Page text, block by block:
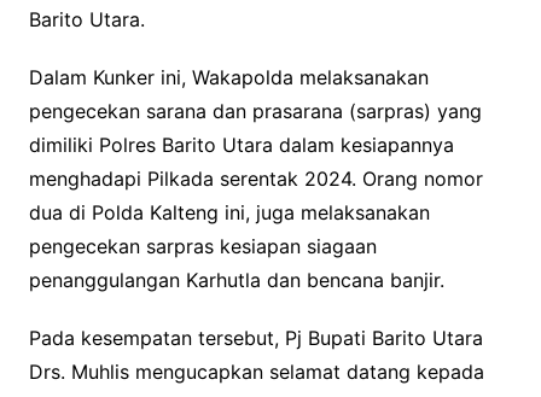
Barito Utara.
Dalam Kunker ini, Wakapolda melaksanakan
pengecekan sarana dan prasarana (sarpras) yang
dimiliki Polres Barito Utara dalam kesiapannya
menghadapi Pilkada serentak 2024. Orang nomor
dua di Polda Kalteng ini, juga melaksanakan
pengecekan sarpras kesiapan siagaan
penanggulangan Karhutla dan bencana banjir.
Pada kesempatan tersebut, Pj Bupati Barito Utara
Drs. Muhlis mengucapkan selamat datang kepada